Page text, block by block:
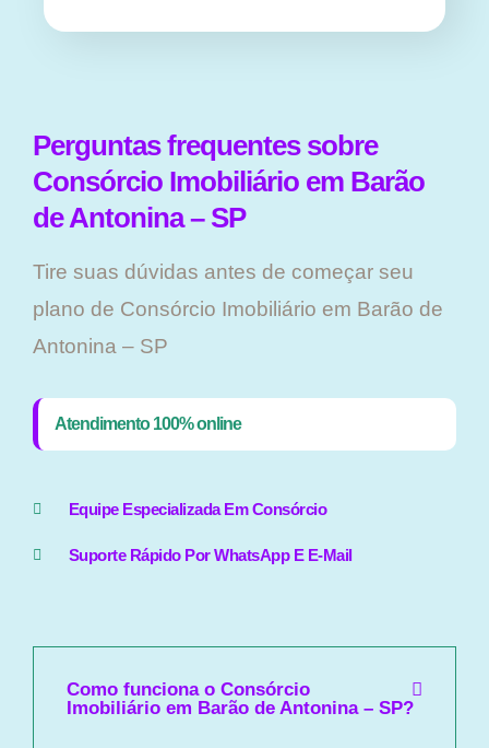
Perguntas frequentes sobre
Consórcio Imobiliário em Barão
de Antonina – SP
Tire suas dúvidas antes de começar seu
plano ​de Consórcio Imobiliário em Barão de
Antonina – SP
Atendimento 100% online
Equipe Especializada Em Consórcio
Suporte Rápido Por WhatsApp E E-Mail
Como funciona o Consórcio
Imobiliário em Barão de Antonina – SP?